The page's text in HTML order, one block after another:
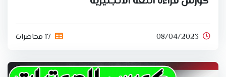
08/04/2023 17 محاضرات